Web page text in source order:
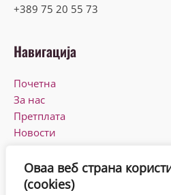
Оваа веб страна
(cookies)
+389 75 20 55 73
Навигација
Почетна
За нас
Претплата
Новости
Контакт
Работно време